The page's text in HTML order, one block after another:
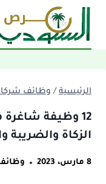
التجاوز
المحتوى
الرئيسية / وظائف
12 وظيفة
الزكاة والضريبة
8 مارس، 2023